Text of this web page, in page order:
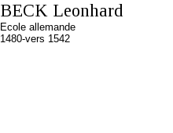
BECK Leonhard
Ecole allemande
1480-vers 1542